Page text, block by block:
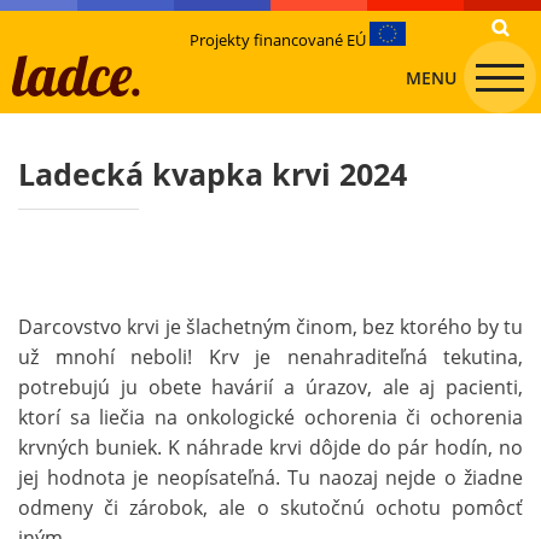
Projekty financované EÚ
MENU
Ladecká kvapka krvi 2024
Darcovstvo krvi je šlachetným činom, bez ktorého by tu
už mnohí neboli! Krv je nenahraditeľná tekutina,
potrebujú ju obete havárií a úrazov, ale aj pacienti,
ktorí sa liečia na onkologické ochorenia či ochorenia
krvných buniek. K náhrade krvi dôjde do pár hodín, no
jej hodnota je neopísateľná. Tu naozaj nejde o žiadne
odmeny či zárobok, ale o skutočnú ochotu pomôcť